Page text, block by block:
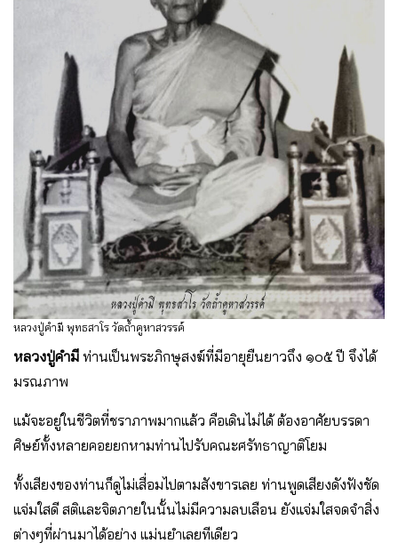
หลวงปู่คำมี พุทธสาโร วัดถ้ำคูหาสวรรค์
หลวงปู่คํามี ท่านเป็นพระภิกษุสงฆ์ที่มีอายุยืนยาวถึง ๑๐๕ ปี จึงได้
มรณภาพ
แม้จะอยู่ในชีวิตที่ชราภาพมากแล้ว คือเดินไม่ได้ ต้องอาศัยบรรดา
ศิษย์ทั้งหลายคอยยกหามท่านไปรับคณะศรัทธาญาติโยม
ทั้งเสียงของท่านก็ดูไม่เสื่อมไปตามสังขารเลย ท่านพูดเสียงดังฟังชัด
แจ่มใสดี สติและจิตภายในนั้นไม่มีความลบเลือน ยังแจ่มใสจดจําสิ่ง
ต่างๆที่ผ่านมาได้อย่าง แม่นยําเลยทีเดียว